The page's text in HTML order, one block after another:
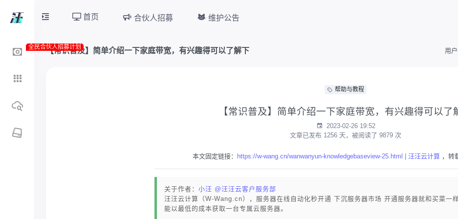
首页 合伙人招募 维护公告
全民合伙人招募计划
【常识普及】简单介绍一下家庭带宽，有兴趣得可以了解下 用
帮助与教程
【常识普及】简单介绍一下家庭带宽，有兴趣得可以了
2023-02-26 19:52
文章已发布 1256 天，被阅读了 9879 次
本文固定链接： https://w-wang.cn/wanwanyun-knowledgebaseview-25.html | 汪汪云计算，转
关于作者： 小汪 @汪汪云客户服务部
汪汪云计算（W-Wang.cn），服务器在线自动化秒开通 下沉服务器市场 开通服务器就和买菜一
能以最低的成本获取一台专属云服务器。